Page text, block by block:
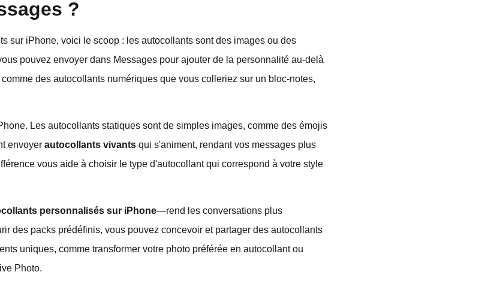
?
sur iPhone, voici le scoop : les autocollants sont des images ou des
pouvez envoyer dans Messages pour ajouter de la personnalité au-delà
des autocollants numériques que vous colleriez sur un bloc-notes,
Les autocollants statiques sont de simples images, comme des émojis
envoyer autocollants vivants qui s'animent, rendant vos messages plus
vous aide à choisir le type d'autocollant qui correspond à votre style
personnalisés sur iPhone—rend les conversations plus
des packs prédéfinis, vous pouvez concevoir et partager des autocollants
uniques, comme transformer votre photo préférée en autocollant ou
Photo.